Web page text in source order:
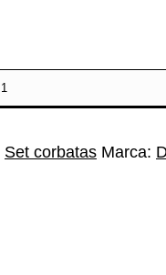
Set corbatas Marca: